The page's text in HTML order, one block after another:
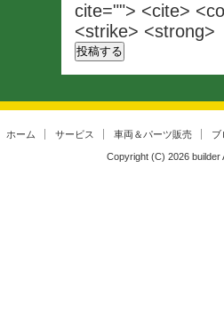
cite=""> <cite>
<strike> <strong>
ホーム サービス 車両＆パーツ販売 ブ
Copyright (C) 2026 builder